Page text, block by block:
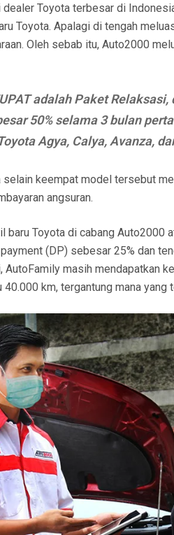
Toyota terbesar di
Toyota. Apalagi di tengah
Oleh sebab itu, Auto2000
adalah Paket
50% selama 3 bulan
Agya, Calya, Avanza,
keempat model tersebut
angsuran.
Toyota di cabang Auto2000
(DP) sebesar 25% dan
AutoFamily masih mendapatkan
km, tergantung mana yang